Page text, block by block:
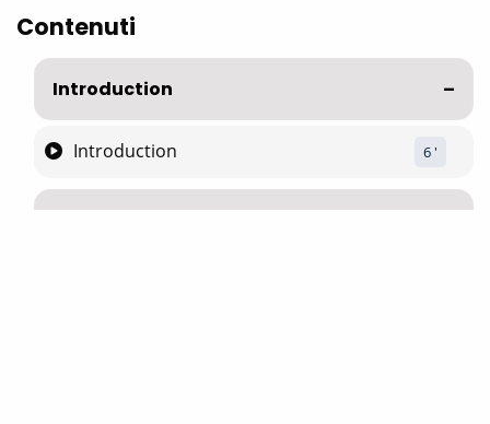
Contenuti
Introduction
Introduction 6 '